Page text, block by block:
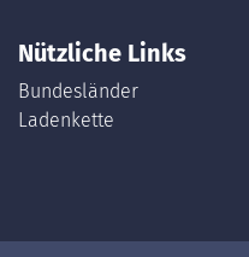
Nützliche Links
Bundesländer
Ladenkette